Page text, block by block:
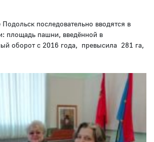
последовательно вводятся в
площадь пашни, введённой в
оборот с 2016 года, превысила 281 га,